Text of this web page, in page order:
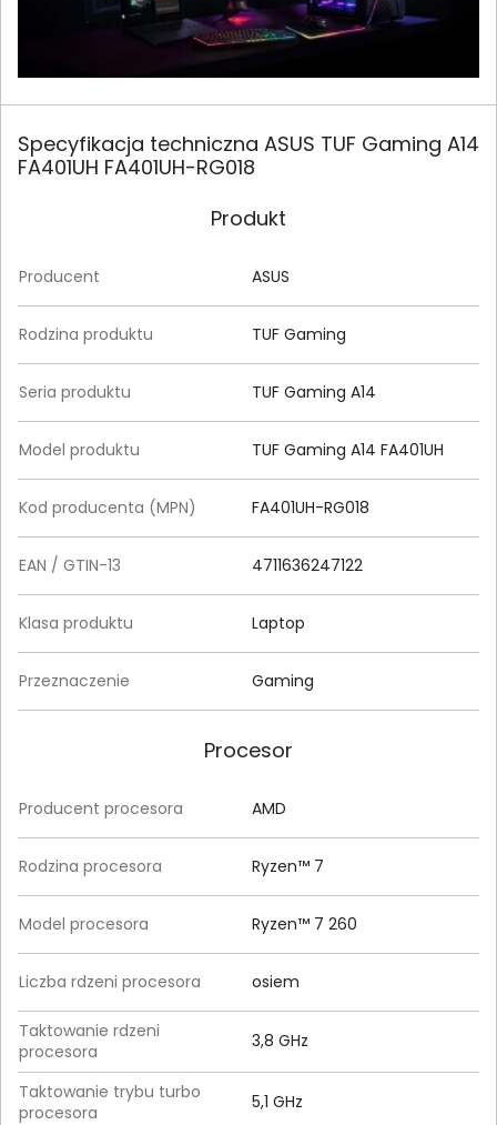
Specyfikacja techniczna ASUS TUF Gaming A14
FA401UH FA401UH-RG018
Produkt
Producent ASUS
Rodzina produktu TUF Gaming
Seria produktu TUF Gaming A14
Model produktu TUF Gaming A14 FA401UH
Kod producenta (MPN) FA401UH-RG018
EAN / GTIN-13 4711636247122
Klasa produktu Laptop
Przeznaczenie Gaming
Procesor
Producent procesora AMD
Rodzina procesora Ryzen™ 7
Model procesora Ryzen™ 7 260
Liczba rdzeni procesora osiem
Taktowanie rdzeni
procesora
3,8 GHz
Taktowanie trybu turbo
procesora
5,1 GHz